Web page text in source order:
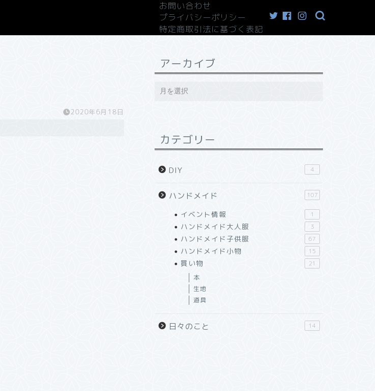
お問い合わせ
プライバシーポリシー
特定商取引法に基づく表記
2020年6月18日
アーカイブ
カテゴリー
DIY 4
ハンドメイド 107
イベント情報 1
ハンドメイド大人服 3
ハンドメイド子供服 67
ハンドメイド小物 15
買い物 21
本
生地
道具
日々のこと 14